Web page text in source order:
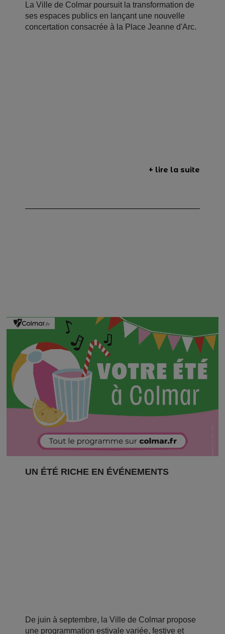
La Ville de Colmar poursuit la transformation de
ses espaces publics en lançant une nouvelle
concertation consacrée à la Place Jeanne d'Arc.
+ lire la suite
UN ÉTÉ RICHE EN ÉVÉNEMENTS
De juin à septembre, la Ville de Colmar propose
une programmation estivale variée, festive et